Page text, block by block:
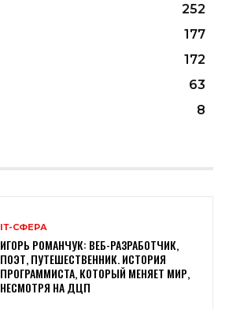
252
177
172
63
8
ІТ-СФЕРА
ИГОРЬ РОМАНЧУК: ВЕБ-РАЗРАБОТЧИК,
ПОЭТ, ПУТЕШЕСТВЕННИК. ИСТОРИЯ
ПРОГРАММИСТА, КОТОРЫЙ МЕНЯЕТ МИР,
НЕСМОТРЯ НА ДЦП